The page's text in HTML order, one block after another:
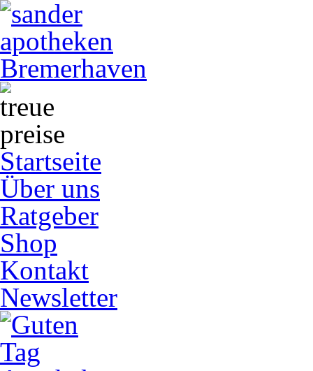
Startseite
Über uns
Ratgeber
Shop
Kontakt
Newsletter